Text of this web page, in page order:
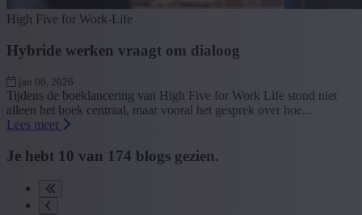
High Five for Work-Life
Hybride werken vraagt om dialoog
jan 06, 2026
Tijdens de boeklancering van High Five for Work Life stond niet
alleen het boek centraal, maar vooral het gesprek over hoe...
Lees meer
Je hebt 10 van 174 blogs gezien.